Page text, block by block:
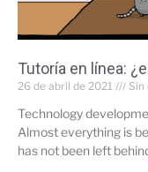
Tutoría en línea:
26 de abril de 2021
Technology
Almost everything is
has not been left